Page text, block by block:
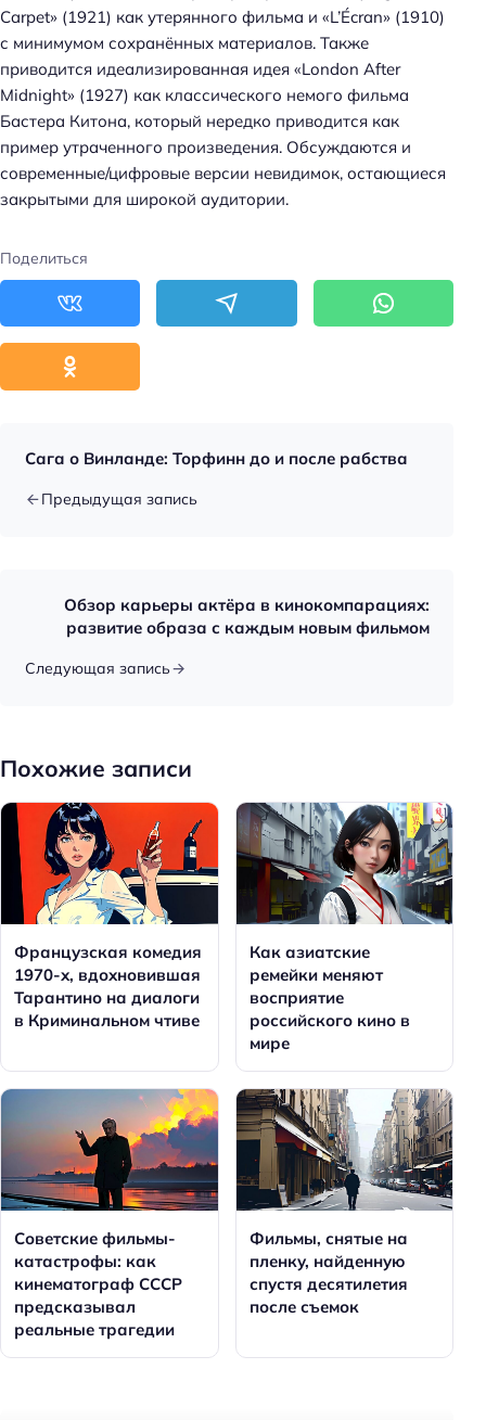
Carpet» (1921) как утерянного фильма и «L’Écran» (1910)
с минимумом сохранённых материалов. Также
приводится идеализированная идея «London After
Midnight» (1927) как классического немого фильма
Бастера Китона, который нередко приводится как
пример утраченного произведения. Обсуждаются и
современные/цифровые версии невидимок, остающиеся
закрытыми для широкой аудитории.
Поделиться
Сага о Винланде: Торфинн до и после рабства
Предыдущая запись
Обзор карьеры актёра в кинокомпарациях:
развитие образа с каждым новым фильмом
Следующая запись
Похожие записи
Французская комедия
1970-х, вдохновившая
Тарантино на диалоги
в Криминальном чтиве
Как азиатские
ремейки меняют
восприятие
российского кино в
мире
Советские фильмы-
катастрофы: как
кинематограф СССР
предсказывал
реальные трагедии
Фильмы, снятые на
пленку, найденную
спустя десятилетия
после съемок